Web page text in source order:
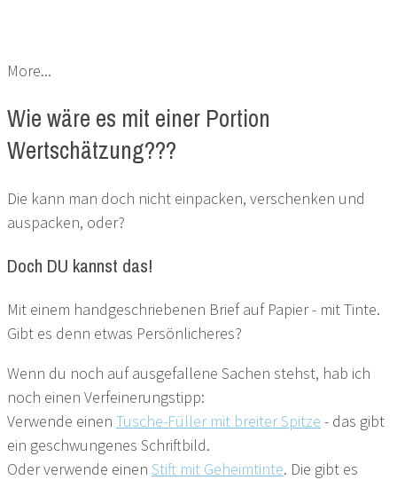
More...
Wie wäre es mit einer Portion
Wertschätzung???
Die kann man doch nicht einpacken, verschenken und
auspacken, oder?
Doch DU kannst das!
Mit einem handgeschriebenen Brief auf Papier - mit Tinte.
Gibt es denn etwas Persönlicheres?
Wenn du noch auf ausgefallene Sachen stehst, hab ich
noch einen Verfeinerungstipp:
Verwende einen Tusche-Füller mit breiter Spitze - das gibt
ein geschwungenes Schriftbild.
Oder verwende einen Stift mit Geheimtinte. Die gibt es